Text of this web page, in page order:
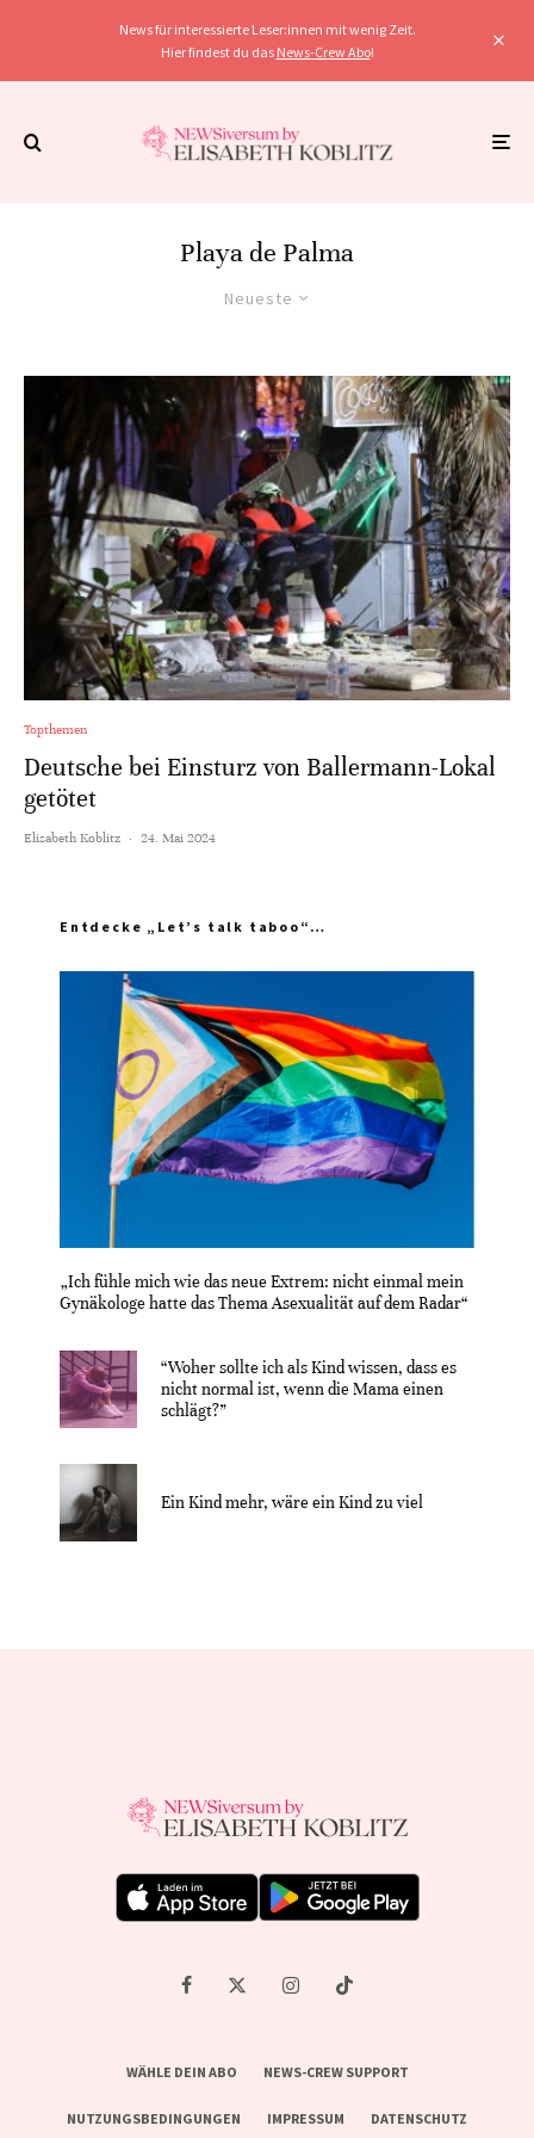
News für interessierte Leser:innen mit wenig Zeit.
Hier findest du das News-Crew Abo!
Playa de Palma
Neueste
Topthemen
Deutsche bei Einsturz von Ballermann-Lokal
getötet
Elisabeth Koblitz · 24. Mai 2024
Entdecke „Let’s talk taboo“…
„Ich fühle mich wie das neue Extrem: nicht einmal mein
Gynäkologe hatte das Thema Asexualität auf dem Radar“
“Woher sollte ich als Kind wissen, dass es
nicht normal ist, wenn die Mama einen
schlägt?”
Ein Kind mehr, wäre ein Kind zu viel
WÄHLE DEIN ABO NEWS-CREW SUPPORT
NUTZUNGSBEDINGUNGEN IMPRESSUM DATENSCHUTZ